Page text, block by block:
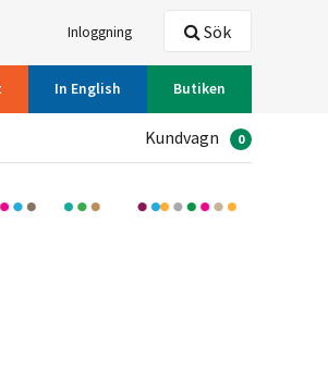
Inloggning
In English Butiken
Sök
Kundvagn 0